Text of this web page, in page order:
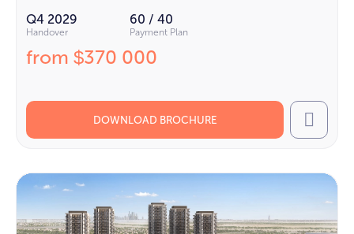
Q4 2029
Handover
60 / 40
Payment Plan
from $370 000
DOWNLOAD BROCHURE Call